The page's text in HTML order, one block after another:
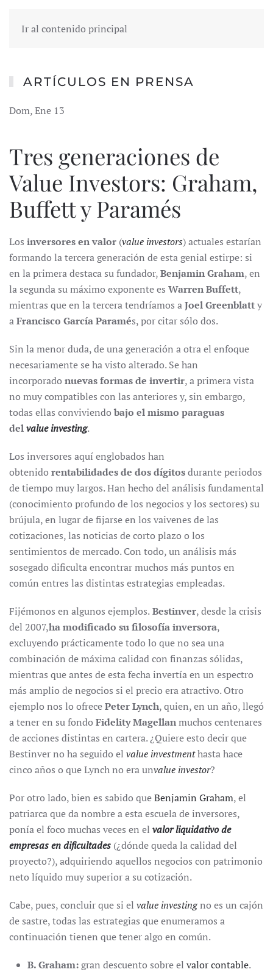
Ir al contenido principal
ARTÍCULOS EN PRENSA
Dom, Ene 13
Tres generaciones de
Value Investors: Graham,
Buffett y Paramés
Los inversores en valor (value investors) actuales estarían
formando la tercera generación de esta genial estirpe: si
en la primera destaca su fundador,Benjamin Graham, en
la segunda su máximo exponente es Warren Buffett,
mientras que en la tercera tendríamos aJoel Greenblatty
aFrancisco García Paramés, por citar sólo dos.
Sin la menor duda, de una generación a otra el enfoque
necesariamente se ha visto alterado. Se han
incorporado nuevas formas de invertir, a primera vista
no muy compatibles con las anteriores y, sin embargo,
todas ellas conviviendo bajo el mismo paraguas
delvalue investing.
Los inversores aquí englobados han
obtenido rentabilidades de dos dígitosdurante periodos
de tiempo muy largos. Han hecho del análisis fundamental
(conocimiento profundo de los negocios y los sectores) su
brújula, en lugar de fijarse en los vaivenes de las
cotizaciones, las noticias de corto plazo o los
sentimientos de mercado. Con todo, un análisis más
sosegado dificulta encontrar muchos más puntos en
común entres las distintas estrategias empleadas.
Fijémonos en algunos ejemplos.Bestinver, desde la crisis
del 2007,ha modificado su filosofía inversora,
excluyendo prácticamente todo lo que no sea una
combinación de máxima calidad con finanzas sólidas,
mientras que antes de esta fecha invertía en un espectro
más amplio de negocios si el precio era atractivo. Otro
ejemplo nos lo ofrecePeter Lynch, quien, en un año, llegó
a tener en su fondo Fidelity Magellanmuchos centenares
de acciones distintas en cartera. ¿Quiere esto decir que
Bestinver no ha seguido el value investmenthasta hace
cinco años o que Lynch no era unvalue investor?
Por otro lado, bien es sabido queBenjamin Graham, el
patriarca que da nombre a esta escuela de inversores,
ponía el foco muchas veces en el valor liquidativo de
empresas en dificultades (¿dónde queda la calidad del
proyecto?), adquiriendo aquellos negocios con patrimonio
neto líquido muy superior a su cotización.
Cabe, pues, concluir que si el value investingno es un cajón
de sastre, todas las estrategias que enumeramos a
continuación tienen que tener algo en común.
B. Graham:gran descuento sobre el valor contable.